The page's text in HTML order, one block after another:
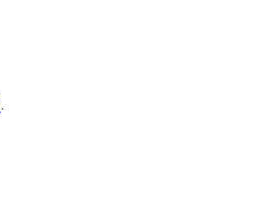
.